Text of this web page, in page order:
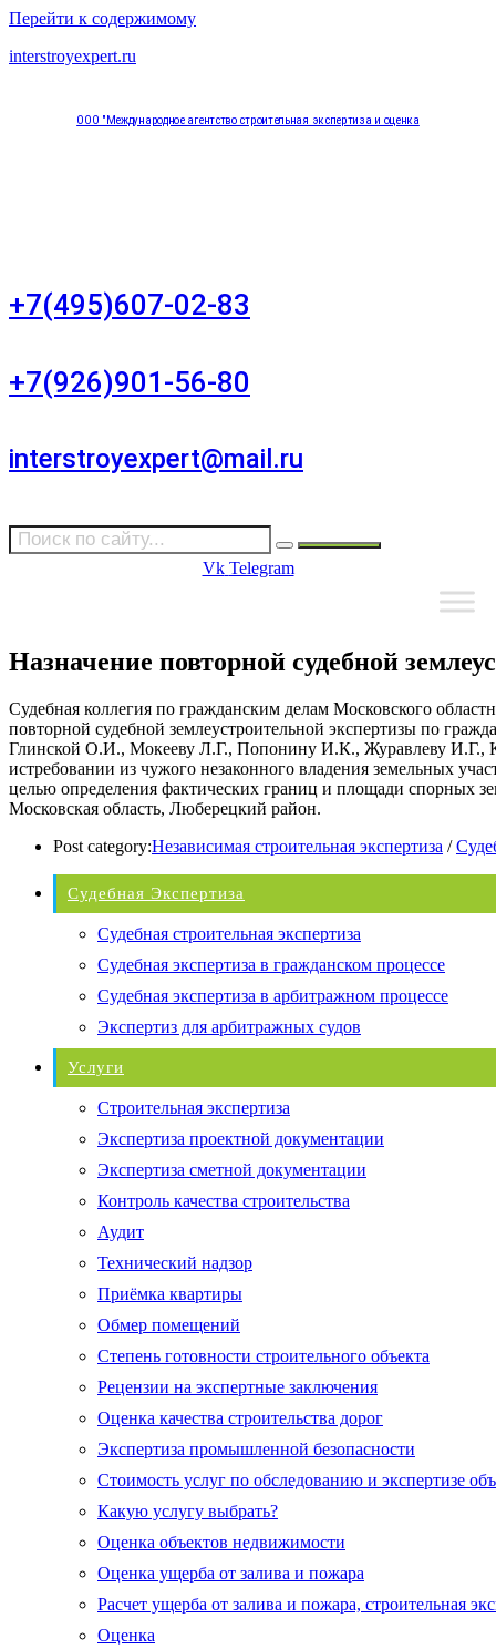
Перейти к содержимому
interstroyexpert.ru
ООО "Международное агентство строительная экспертиза и оценка
+7(495)607-02-83
+7(926)901-56-80
interstroyexpert@mail.ru
Vk Telegram
Назначение повторной судебной
Судебная коллегия по гражданским делам Московского
повторной судебной землеустроительной экспертизы по
Глинской О.И., Мокееву Л.Г., Попонину И.К., Журавлеву
истребовании из чужого незаконного владения земельных
целью определения фактических границ и площади спорных
Московская область, Люберецкий район.
Post category:Независимая строительная экспертиза /
Судебная Экспертиза
Судебная строительная экспертиза
Судебная экспертиза в гражданском процессе
Судебная экспертиза в арбитражном процессе
Экспертиз для арбитражных судов
Услуги
Строительная экспертиза
Экспертиза проектной документации
Экспертиза сметной документации
Контроль качества строительства
Аудит
Технический надзор
Приёмка квартиры
Обмер помещений
Степень готовности строительного объекта
Рецензии на экспертные заключения
Оценка качества строительства дорог
Экспертиза промышленной безопасности
Стоимость услуг по обследованию и экспертизе
Какую услугу выбрать?
Оценка объектов недвижимости
Оценка ущерба от залива и пожара
Расчет ущерба от залива и пожара, строительная
Оценка